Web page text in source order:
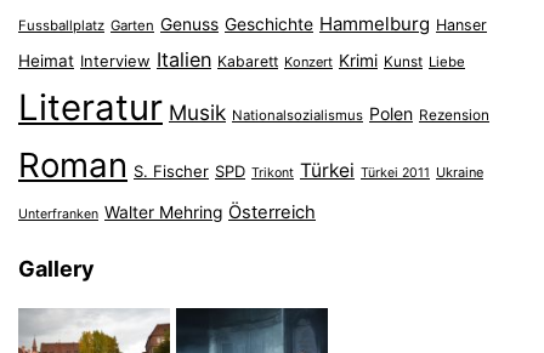
Fussballplatz Garten Genuss Geschichte Hammelburg Hanser
Heimat Interview Italien Kabarett Konzert Krimi Kunst Liebe
Literatur Musik Nationalsozialismus Polen Rezension
Roman S. Fischer SPD Trikont Türkei Türkei 2011 Ukraine
Unterfranken Walter Mehring Österreich
Gallery